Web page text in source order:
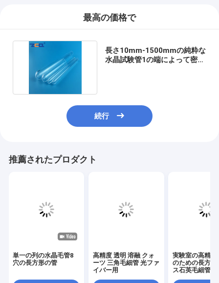
最高の価格で
長さ10mm-1500mmの純粋な
水晶試験管1の端によって密封
続行
推薦されたプロダクト
単一の列の水晶毛管8
穴の長方形の管
高精度 透明 溶融 クォ
ーツ 三角毛細管 光ファ
イバー用
実験室の高精度
のための長方形
ス石英毛細管